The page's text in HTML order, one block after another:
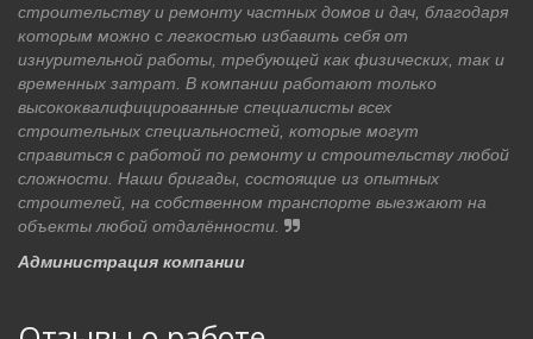
строительству и ремонту частных домов и дач, благодаря
которым можно с легкостью избавить себя от
изнурительной работы, требующей как физических, так и
временных затрат. В компании работают только
высококвалифицированные специалисты всех
строительных специальностей, которые могут
справиться с работой по ремонту и строительству любой
сложности. Наши бригады, состоящие из опытных
строителей, на собственном транспорте выезжают на
объекты любой отдалённости.
Администрация компании